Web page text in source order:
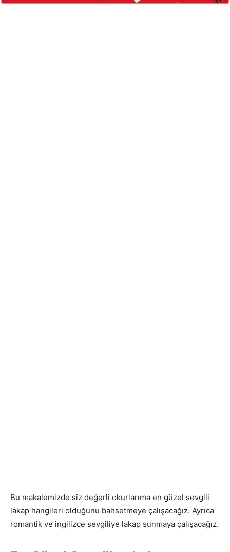
Bu makalemizde siz değerli okurlarıma en güzel sevgili
lakap hangileri olduğunu bahsetmeye çalışacağız. Ayrıca
romantik ve ingilizce sevgiliye lakap sunmaya çalışacağız.